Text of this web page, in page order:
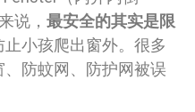
说， 最安全的其实是限
止小孩爬出窗外。很多
防蚊网、防护网被误